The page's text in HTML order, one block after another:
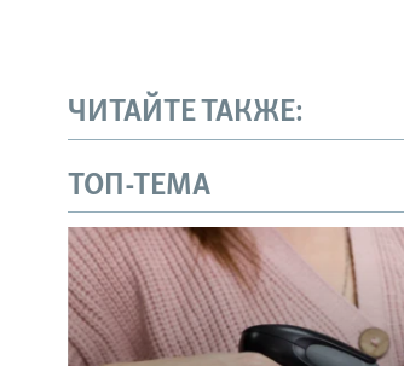
ЧИТАЙТЕ ТАКЖЕ:
ТОП-ТЕМА